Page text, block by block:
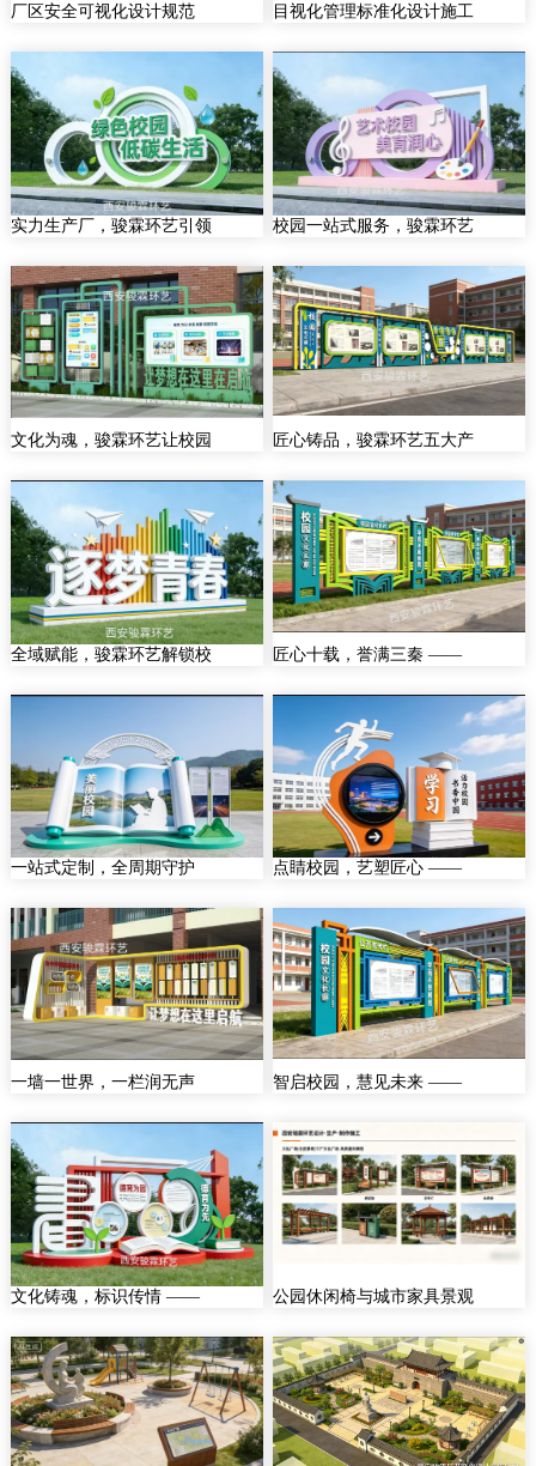
厂区安全可视化设计规范 目视化管理标准化设计施工
实力生产厂，骏霖环艺引领 校园一站式服务，骏霖环艺
文化为魂，骏霖环艺让校园 匠心铸品，骏霖环艺五大产
全域赋能，骏霖环艺解锁校 匠心十载，誉满三秦 ——
一站式定制，全周期守护 点睛校园，艺塑匠心 ——
一墙一世界，一栏润无声 智启校园，慧见未来 ——
文化铸魂，标识传情 —— 公园休闲椅与城市家具景观